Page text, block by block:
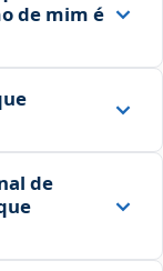
de mim é
de